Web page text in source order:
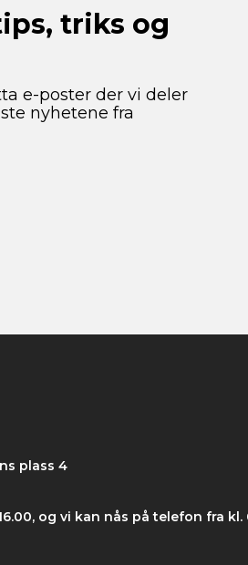
triks og
e-poster der vi deler
nyhetene fra
plass 4
og vi kan nås på telefon fra kl.